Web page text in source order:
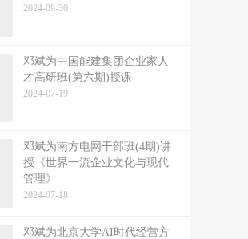
2024-09-30
邓斌为中国能建集团企业家人
才高研班(第六期)授课
2024-07-19
邓斌为南方电网干部班(4期)讲
授《世界一流企业文化与现代
管理》
2024-07-18
邓斌为北京大学AI时代经营方